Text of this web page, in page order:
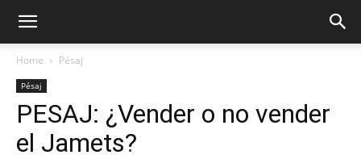
Home Pésaj
Pésaj
PESAJ: ¿Vender o no vender
el Jamets?